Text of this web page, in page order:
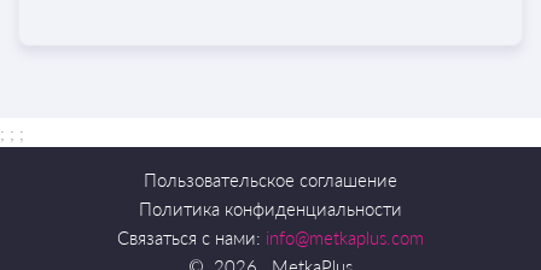
; ; ;
Пользовательское соглашение
Политика конфиденциальности
Связаться с нами: info@metkaplus.com